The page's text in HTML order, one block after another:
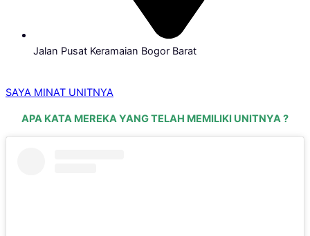
Jalan Pusat Keramaian Bogor Barat
SAYA MINAT UNITNYA
APA KATA MEREKA YANG TELAH MEMILIKI UNITNYA ?